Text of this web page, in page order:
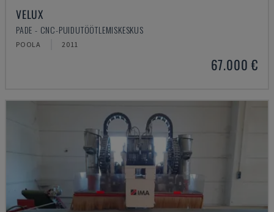
VELUX
PADE - CNC-PUIDUTÖÖTLEMISKESKUS
POOLA 2011
67.000 €